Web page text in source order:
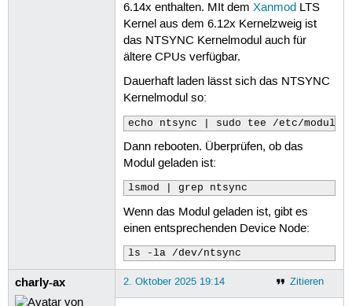
6.14x enthalten. MIt dem XanmodLTS
Kernel aus dem 6.12x Kernelzweig ist
das NTSYNC Kernelmodul auch für
ältere CPUs verfügbar.
Dauerhaft laden lässt sich das NTSYNC
Kernelmodul so:
echo ntsync | sudo tee /etc/
Dann rebooten. Überprüfen, ob das
Modul geladen ist:
lsmod | grep ntsync
Wenn das Modul geladen ist, gibt es
einen entsprechenden Device Node:
ls -la /dev/ntsync
charly-ax Zitieren
2. Oktober 2025 19:14